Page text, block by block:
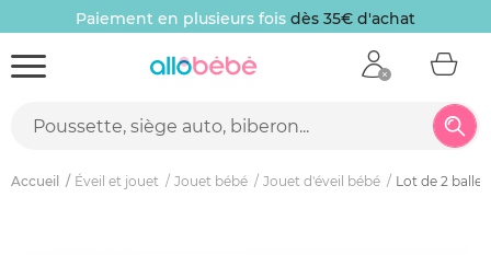
Paiement en plusieurs fois dès 35€ d'achat
Accueil Éveil et jouet Jouet bébé Jouet d'éveil bébé Lot de 2